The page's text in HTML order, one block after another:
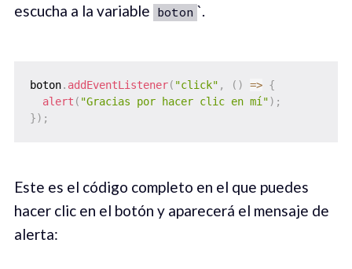
escucha a la variable boton `.
boton. addEventListener( "click" , ( ) => {
alert ( "Gracias por hacer clic en mí") ;
}) ;
Este es el código completo en el que puedes
hacer clic en el botón y aparecerá el mensaje de
alerta: